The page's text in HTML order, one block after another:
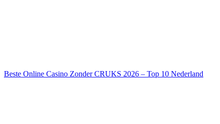
Beste Online Casino Zonder CRUKS 2026 – Top 10 Nederland